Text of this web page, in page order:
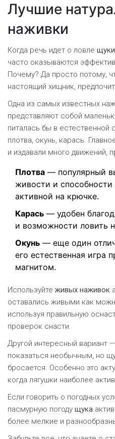
Лучшие
наживки
Когда речь идет о ловле щуки
часто оказываются
Почему? Да просто потому,
настоящий хищник,
Одна из самых известных
представляют собой
питалась бы в естественной
плотва, окунь, карась.
и издавали много движений,
Плотва — популярный
живости и способности
активной на крючке.
Карась — удобен
и возможности ловить
Окунь — еще один
его естественная игра
магнитом.
Используйте живых наживок
оставались живыми как
используя правильную
проверок снасти.
Другой интересный вариант
показаться необычным, но
бросается. Особенно это
когда лягушки наиболее
Если говорить о погодных
пасмурную погоду щука
более мелкие и